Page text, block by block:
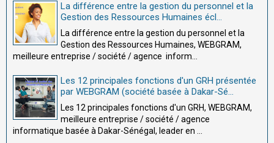
La différence entre la gestion du personnel et la
Gestion des Ressources Humaines écl...
La différence entre la gestion du personnel et la
Gestion des Ressources Humaines, WEBGRAM,
meilleure entreprise / société / agence inform...
Les 12 principales fonctions d'un GRH présentée
par WEBGRAM (société basée à Dakar-Sé...
Les 12 principales fonctions d'un GRH, WEBGRAM,
meilleure entreprise / société / agence
informatique basée à Dakar-Sénégal, leader en ...